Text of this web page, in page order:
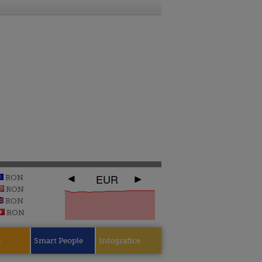
RON
RON
RON
RON
EUR
Smart People Infografice